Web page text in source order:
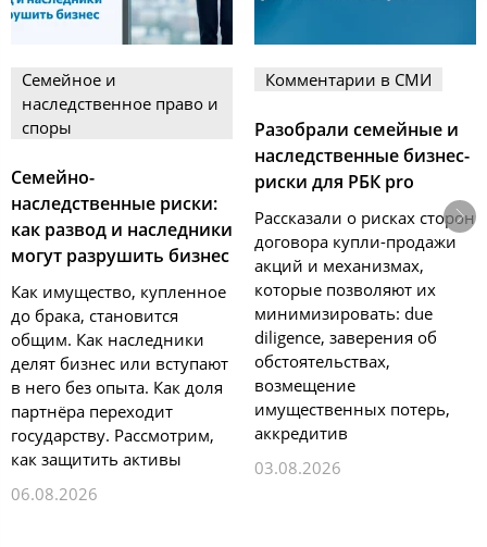
Семейное и
наследственное право и
споры
Семейно-
наследственные риски:
как развод и наследники
могут разрушить бизнес
Как имущество, купленное
до брака, становится
общим. Как наследники
делят бизнес или вступают
в него без опыта. Как доля
партнёра переходит
государству. Рассмотрим,
как защитить активы
06.08.2026
Комментарии в СМИ
Разобрали семейные и
наследственные бизнес-
риски для РБК pro
Рассказали о рисках сторон
договора купли-продажи
акций и механизмах,
которые позволяют их
минимизировать: due
diligence, заверения об
обстоятельствах,
возмещение
имущественных потерь,
аккредитив
03.08.2026